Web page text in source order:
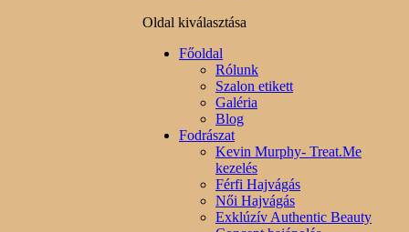
Oldal kiválasztása
Főoldal
Rólunk
Szalon etikett
Galéria
Blog
Fodrászat
Kevin Murphy- Treat.Me
kezelés
Férfi Hajvágás
Női Hajvágás
Exklúzív Authentic Beauty